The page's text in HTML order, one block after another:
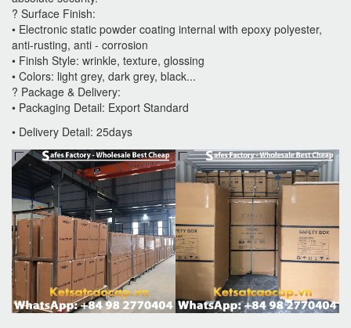
? Surface Finish:
• Electronic static powder coating internal with epoxy polyester,
anti-rusting, anti - corrosion
• Finish Style: wrinkle, texture, glossing
• Colors: light grey, dark grey, black...
? Package & Delivery:
• Packaging Detail: Export Standard
• Delivery Detail: 25days